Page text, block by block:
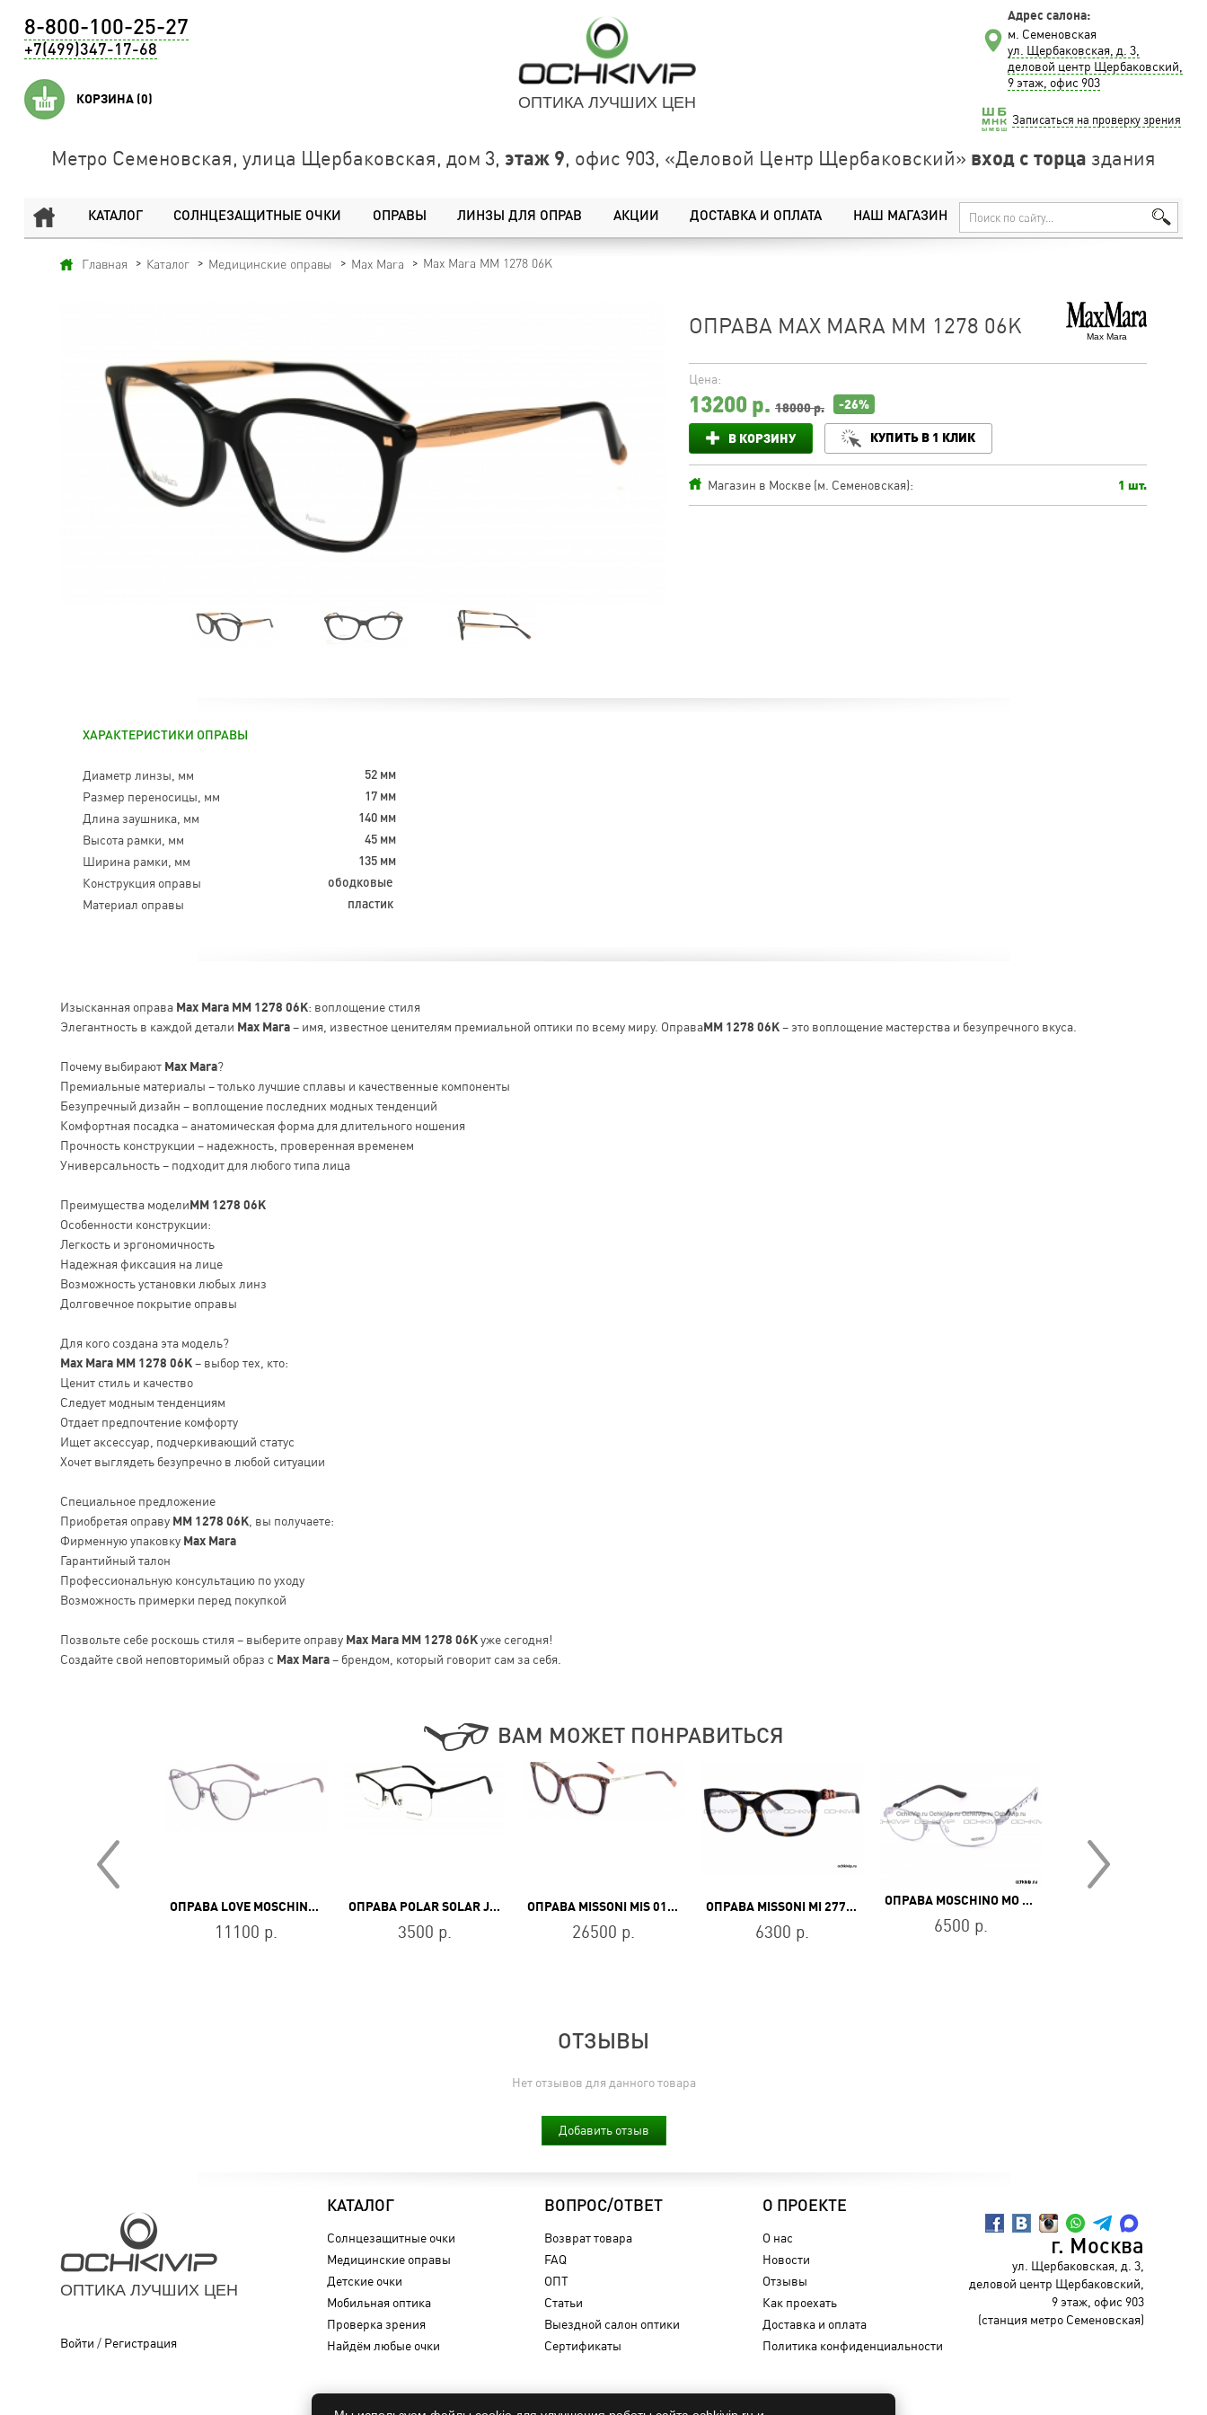
8-800-100-25-27
+7(499)347-17-68
КОРЗИНА (0) ОПТИКА ЛУЧШИХ ЦЕН
Адрес салона:
м. Семеновская
ул. Щербаковская, д. 3,
деловой центр Щербаковский,
9 этаж, офис 903
Записаться на проверку зрения
Метро Семеновская, улица Щербаковская, дом 3, этаж 9, офис 903, «Деловой Центр Щербаковский» вход с торца здания
КАТАЛОГ СОЛНЦЕЗАЩИТНЫЕ ОЧКИ ОПРАВЫ ЛИНЗЫ ДЛЯ ОПРАВ АКЦИИ ДОСТАВКА И ОПЛАТА НАШ МАГАЗИН
Главная Каталог Медицинские оправы Max Mara Max Mara MM 1278 06K
Max Mara
ОПРАВА MAX MARA MM 1278 06K
Цена:
13200 р. 18000 р. -26%
В КОРЗИНУ КУПИТЬ В 1 КЛИК
Магазин в Москве (м. Семеновская): 1 шт.
ХАРАКТЕРИСТИКИ ОПРАВЫ
Диаметр линзы, мм 52 мм
Размер переносицы, мм 17 мм
Длина заушника, мм 140 мм
Высота рамки, мм 45 мм
Ширина рамки, мм 135 мм
Конструкция оправы ободковые
Материал оправы пластик
Изысканная оправа Max Mara MM 1278 06K: воплощение стиля
Элегантность в каждой детали Max Mara– имя, известное ценителям премиальной оптики по всему миру. ОправаMM 1278 06K– это воплощение мастерства и безупречного вкуса.
Почему выбирают Max Mara?
Премиальные материалы – только лучшие сплавы и качественные компоненты
Безупречный дизайн – воплощение последних модных тенденций
Комфортная посадка – анатомическая форма для длительного ношения
Прочность конструкции – надежность, проверенная временем
Универсальность – подходит для любого типа лица
Преимущества моделиMM 1278 06K
Особенности конструкции:
Легкость и эргономичность
Надежная фиксация на лице
Возможность установки любых линз
Долговечное покрытие оправы
Для кого создана эта модель?
Max Mara MM 1278 06K– выбор тех, кто:
Ценит стиль и качество
Следует модным тенденциям
Отдает предпочтение комфорту
Ищет аксессуар, подчеркивающий статус
Хочет выглядеть безупречно в любой ситуации
Специальное предложение
Приобретая оправу MM 1278 06K , вы получаете:
Фирменную упаковку Max Mara
Гарантийный талон
Профессиональную консультацию по уходу
Возможность примерки перед покупкой
Позвольте себе роскошь стиля – выберите оправу Max Mara MM 1278 06Kуже сегодня!
Создайте свой неповторимый образ с Max Mara– брендом, который говорит сам за себя.
ВАМ МОЖЕТ ПОНРАВИТЬСЯ
ОПРАВА LOVE MOSCHINO MOL608/TN 09S
11100 р.
ОПРАВА POLAR SOLAR JD 3104 C1
3500 р.
ОПРАВА MISSONI MIS 0108 S68
26500 р.
ОПРАВА MISSONI MI 277 02
6300 р.
ОПРАВА MOSCHINO MO 140 03
6500 р.
ОТЗЫВЫ
Нет отзывов для данного товара
Добавить отзыв
ОПТИКА ЛУЧШИХ ЦЕН
Войти / Регистрация
КАТАЛОГ
Солнцезащитные очки
Медицинские оправы
Детские очки
Мобильная оптика
Проверка зрения
Найдём любые очки
ВОПРОС/ОТВЕТ
Возврат товара
FAQ
ОПТ
Статьи
Выездной салон оптики
Сертификаты
О ПРОЕКТЕ
О нас
Новости
Отзывы
Как проехать
Доставка и оплата
Политика конфиденциальности
г. Москва
ул. Щербаковская, д. 3,
деловой центр Щербаковский,
9 этаж, офис 903
(станция метро Семеновская)